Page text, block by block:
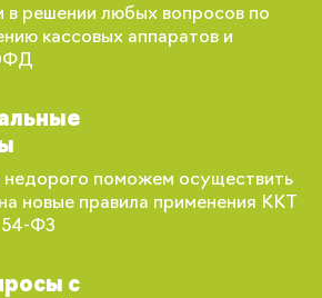
в решении любых вопросов по
кассовых аппаратов и
недорого поможем осуществить
новые правила применения ККТ
54-ФЗ
с